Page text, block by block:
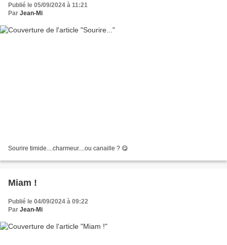
Publié le 05/09/2024 à 11:21
Par Jean-Mi
Sourire timide....charmeur....ou canaille ? 😋
Miam !
Publié le 04/09/2024 à 09:22
Par Jean-Mi